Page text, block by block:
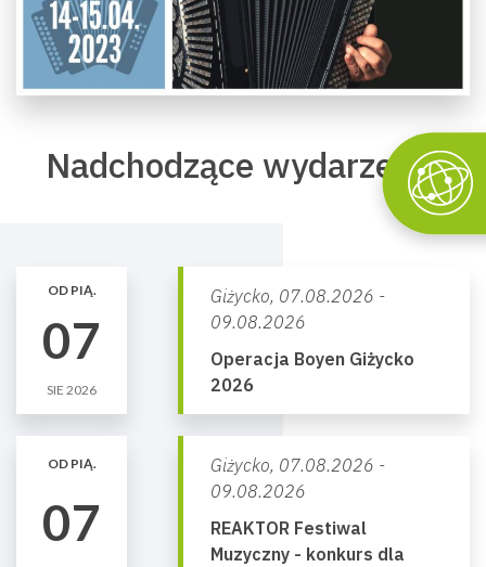
Nadchodzące wydarzenia
OD PIĄ.
07
SIE 2026
Giżycko, 07.08.2026 -
09.08.2026
Operacja Boyen Giżycko
2026
OD PIĄ.
07
Giżycko, 07.08.2026 -
09.08.2026
REAKTOR Festiwal
Muzyczny - konkurs dla